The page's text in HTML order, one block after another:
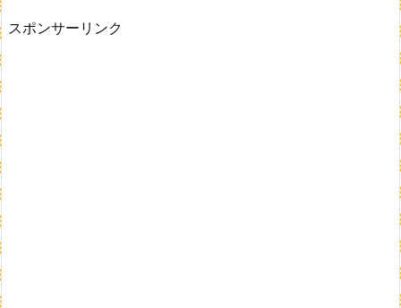
スポンサーリンク